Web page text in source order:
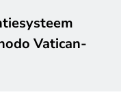
Vatican-